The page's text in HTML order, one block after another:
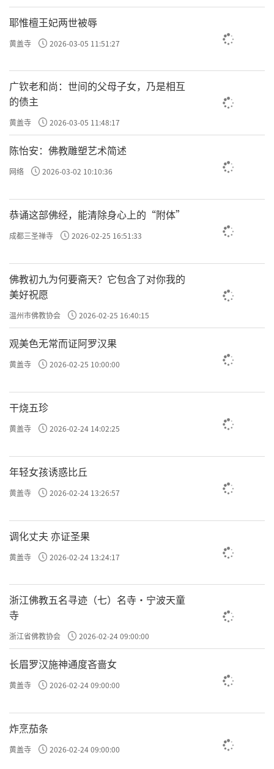
耶惟檀王妃两世被辱
黄盖寺 2026-03-05 11:51:27
广钦老和尚：世间的父母子女，乃是相互
的债主
黄盖寺 2026-03-05 11:48:17
陈怡安：佛教雕塑艺术简述
网络 2026-03-02 10:10:36
恭诵这部佛经，能清除身心上的“附体”
成都三圣禅寺 2026-02-25 16:51:33
佛教初九为何要斋天？它包含了对你我的
美好祝愿
温州市佛教协会 2026-02-25 16:40:15
观美色无常而证阿罗汉果
黄盖寺 2026-02-25 10:00:00
干烧五珍
黄盖寺 2026-02-24 14:02:25
年轻女孩诱惑比丘
黄盖寺 2026-02-24 13:26:57
调化丈夫 亦证圣果
黄盖寺 2026-02-24 13:24:17
浙江佛教五名寻迹（七）名寺·宁波天童
寺
浙江省佛教协会 2026-02-24 09:00:00
长眉罗汉施神通度吝啬女
黄盖寺 2026-02-24 09:00:00
炸烹茄条
黄盖寺 2026-02-24 09:00:00